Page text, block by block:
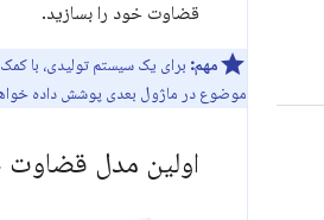
قضاوت خود را بسازید.
مهم:
موضوع در ماژول بعدی پوشش داده
اولین مدل قضاوت